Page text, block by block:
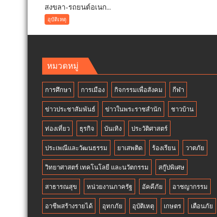
สงขลา-
ซิ่ง
ดึก
ชน
ไฟฟ้า
ล้ม
ระเนระนาด
กว่า
ทำ
ชาว
บ้าน
ชานเมือง
หาดใหญ่
เดือด
สงขลา-รถยนต์อเนก...
อุบัติเหตุ
ขา
หมวดหมู่
การศึกษา การเมือง กิจกรรมเพื่อสังคม กีฬา
ข่าวประชาสัมพันธ์ ข่าวในพระราชสำนัก ชาวบ้าน
ท่องเที่ยว ธุรกิจ บันเทิง ประวัติศาสตร์
ประเพณีและวัฒนธรรม ยาเสพติด ร้องเรียน วาตภัย
วิทยาศาสตร์ เทคโนโลยี และนวัตกรรม สกู๊ปพิเศษ
สาธารณสุข หน่วยงานภาครัฐ อัคคีภัย อาชญากรรม
อาชีพสร้างรายได้ อุทกภัย อุบัติเหตุ เกษตร เตือนภัย